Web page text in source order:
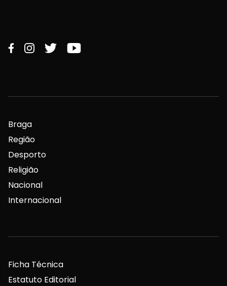
Braga
Região
Desporto
Religião
Nacional
Internacional
Ficha Técnica
Estatuto Editorial